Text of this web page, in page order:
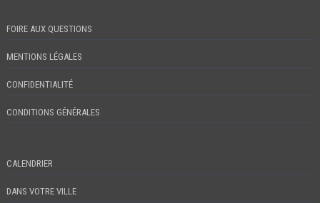
FOIRE AUX QUESTIONS
MENTIONS LÉGALES
CONFIDENTIALITÉ
CONDITIONS GÉNÉRALES
CALENDRIER
DANS VOTRE VILLE